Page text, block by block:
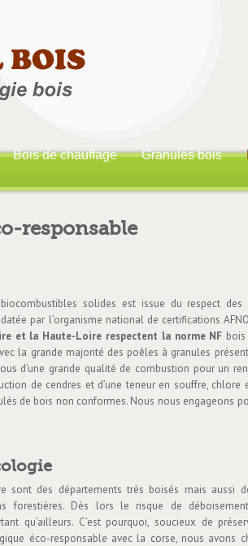
Bois de chauffage Granulés bois
responsable
solides est issue du respect des
par l’organisme national de certifications
et la Haute-Loire respectent la norme NF
la grande majorité des poêles à granules
d’une grande qualité de combustion pour un
de cendres et d’une teneur en souffre, chlore
de bois non conformes. Nous nous engageons
sont des départements très boisés mais aussi
forestières. Dès lors le risque de
qu’ailleurs. C’est pourquoi, soucieux de
éco-responsable avec la corse, nous avons